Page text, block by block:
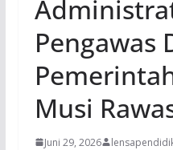
Pengawas
Musi
Juni 29, 2026